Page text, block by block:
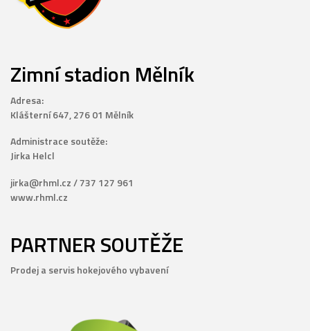
Zimní stadion Mělník
Adresa:
Klášterní 647, 276 01 Mělník
Administrace soutěže:
Jirka Helcl
jirka@rhml.cz / 737 127 961
www.rhml.cz
PARTNER SOUTĚŽE
Prodej a servis hokejového vybavení